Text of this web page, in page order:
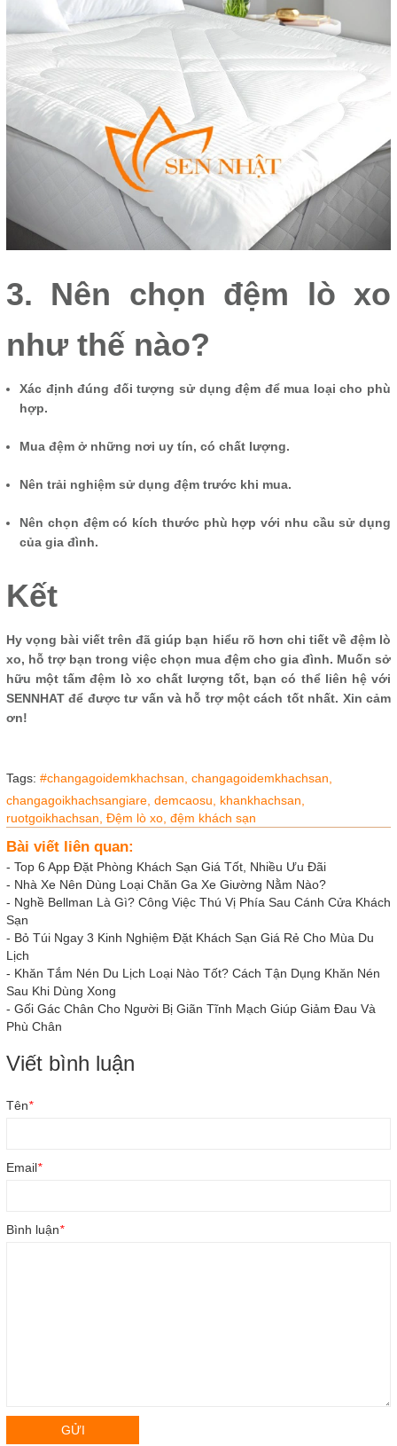
3. Nên chọn đệm lò xo
như thế nào?
Xác định đúng đối tượng sử dụng đệm để mua loại cho phù
hợp.
Mua đệm ở những nơi uy tín, có chất lượng.
Nên trải nghiệm sử dụng đệm trước khi mua.
Nên chọn đệm có kích thước phù hợp với nhu cầu sử dụng
của gia đình.
Kết
Hy vọng bài viết trên đã giúp bạn hiểu rõ hơn chi tiết về đệm lò
xo, hỗ trợ bạn trong việc chọn mua đệm cho gia đình. Muốn sở
hữu một tấm đệm lò xo chất lượng tốt, bạn có thể liên hệ với
SENNHAT để được tư vấn và hỗ trợ một cách tốt nhất. Xin cảm
ơn!
Tags: #changagoidemkhachsan, changagoidemkhachsan,
changagoikhachsangiare, demcaosu, khankhachsan,
ruotgoikhachsan, Đệm lò xo, đệm khách sạn
Bài viết liên quan:
- Top 6 App Đặt Phòng Khách Sạn Giá Tốt, Nhiều Ưu Đãi
- Nhà Xe Nên Dùng Loại Chăn Ga Xe Giường Nằm Nào?
- Nghề Bellman Là Gì? Công Việc Thú Vị Phía Sau Cánh Cửa Khách
Sạn
- Bỏ Túi Ngay 3 Kinh Nghiệm Đặt Khách Sạn Giá Rẻ Cho Mùa Du
Lịch
- Khăn Tắm Nén Du Lịch Loại Nào Tốt? Cách Tận Dụng Khăn Nén
Sau Khi Dùng Xong
- Gối Gác Chân Cho Người Bị Giãn Tĩnh Mạch Giúp Giảm Đau Và
Phù Chân
Viết bình luận
Tên*
Email*
Bình luận*
GỬI